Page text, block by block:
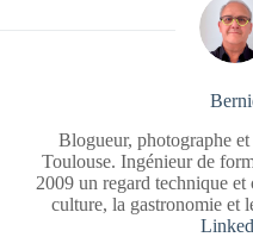
Blogueur, photographe
Toulouse. Ingénieur de
2009 un regard technique
culture, la gastronomie et